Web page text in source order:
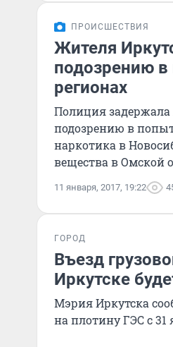
ПРОИСШЕСТВИЯ
Жителя
подозрению в
регионах
Полиция задержала
подозрению в
наркотика в
вещества в Омской
11 января, 2017, 19:22
ГОРОД
Въезд
Иркутске
Мэрия Иркутска
на плотину ГЭС с 31